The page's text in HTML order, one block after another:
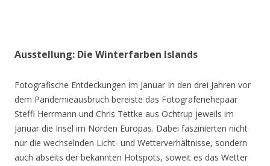
Ausstellung: Die Winterfarben Islands
Fotografische Entdeckungen im Januar In den drei Jahren vor
dem Pandemieausbruch bereiste das Fotografenehepaar
Steffi Herrmann und Chris Tettke aus Ochtrup jeweils im
Januar die Insel im Norden Europas. Dabei faszinierten nicht
nur die wechselnden Licht- und Wetterverhältnisse, sondern
auch abseits der bekannten Hotspots, soweit es das Wetter